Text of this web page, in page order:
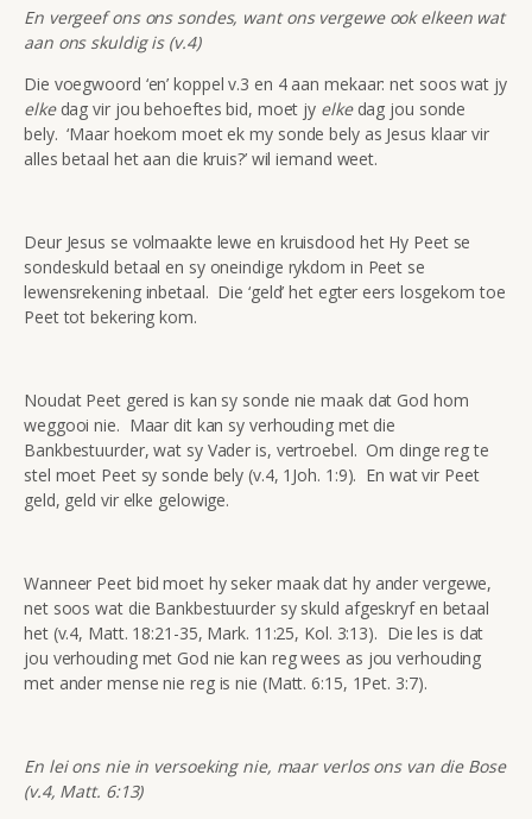
En vergeef ons ons sondes, want ons vergewe ook elkeen wat
aan ons skuldig is (v.4)
Die voegwoord ‘en’ koppel v.3 en 4 aan mekaar: net soos wat jy
elke dag vir jou behoeftes bid, moet jy elke dag jou sonde
bely. ‘Maar hoekom moet ek my sonde bely as Jesus klaar vir
alles betaal het aan die kruis?’ wil iemand weet.
Deur Jesus se volmaakte lewe en kruisdood het Hy Peet se
sondeskuld betaal en sy oneindige rykdom in Peet se
lewensrekening inbetaal. Die ‘geld’ het egter eers losgekom toe
Peet tot bekering kom.
Noudat Peet gered is kan sy sonde nie maak dat God hom
weggooi nie. Maar dit kan sy verhouding met die
Bankbestuurder, wat sy Vader is, vertroebel. Om dinge reg te
stel moet Peet sy sonde bely (v.4, 1Joh. 1:9). En wat vir Peet
geld, geld vir elke gelowige.
Wanneer Peet bid moet hy seker maak dat hy ander vergewe,
net soos wat die Bankbestuurder sy skuld afgeskryf en betaal
het (v.4, Matt. 18:21-35, Mark. 11:25, Kol. 3:13). Die les is dat
jou verhouding met God nie kan reg wees as jou verhouding
met ander mense nie reg is nie (Matt. 6:15, 1Pet. 3:7).
En lei ons nie in versoeking nie, maar verlos ons van die Bose
(v.4, Matt. 6:13)